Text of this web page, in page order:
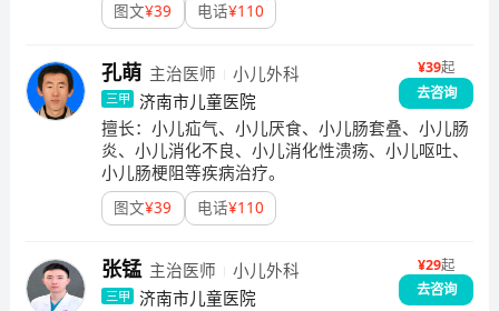
图文¥39 电话¥110
孔萌 主治医师 小儿外科
三甲 济南市儿童医院
¥39起
去咨询
擅长：小儿疝气、小儿厌食、小儿肠套叠、小儿肠
炎、小儿消化不良、小儿消化性溃疡、小儿呕吐、
小儿肠梗阻等疾病治疗。
图文¥39 电话¥110
张锰 主治医师 小儿外科
三甲 济南市儿童医院
¥29起
去咨询